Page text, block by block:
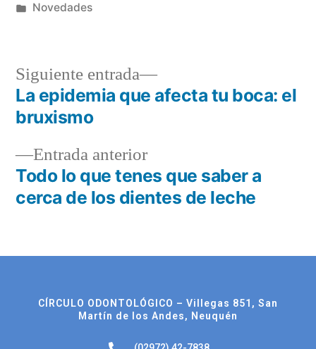
Novedades
Entrada anterior
Todo lo que tenes que saber a
cerca de los dientes de leche
Siguiente entrada
La epidemia que afecta tu boca: el
bruxismo
CÍRCULO ODONTOLÓGICO – Villegas 851, San
Martín de los Andes, Neuquén